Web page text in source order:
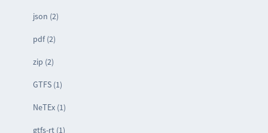
json (2)
pdf (2)
zip (2)
GTFS (1)
NeTEx (1)
gtfs-rt (1)